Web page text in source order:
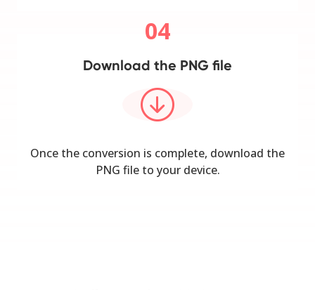
04
Download the PNG file
Once the conversion is complete, download the
PNG file to your device.